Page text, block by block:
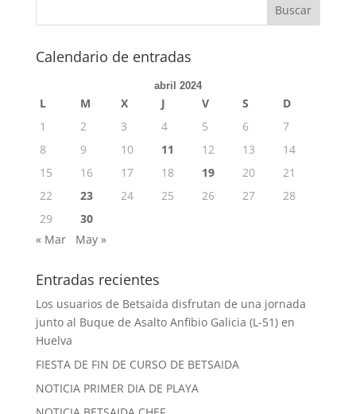
Calendario de entradas
abril 2024
L M X J V S
D
1
2 3 4 5 6
7
8
9 10 11 12 13
14
15
16 17 18 19 20
21
22
23 24 25 26 27
28
29
30
« Mar
May »
Entradas recientes
Los usuarios de Betsaida disfrutan de una jornada
junto al Buque de Asalto Anfibio Galicia (L-51) en
Huelva
FIESTA DE FIN DE CURSO DE BETSAIDA
NOTICIA PRIMER DIA DE PLAYA